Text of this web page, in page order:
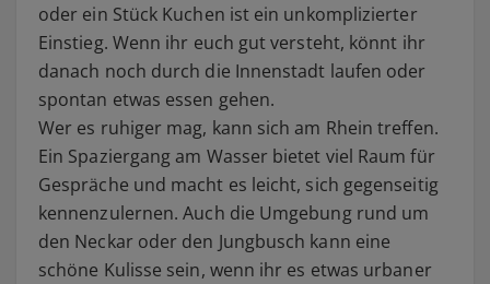
oder ein Stück Kuchen ist ein unkomplizierter
Einstieg. Wenn ihr euch gut versteht, könnt ihr
danach noch durch die Innenstadt laufen oder
spontan etwas essen gehen.
Wer es ruhiger mag, kann sich am Rhein treffen.
Ein Spaziergang am Wasser bietet viel Raum für
Gespräche und macht es leicht, sich gegenseitig
kennenzulernen. Auch die Umgebung rund um
den Neckar oder den Jungbusch kann eine
schöne Kulisse sein, wenn ihr es etwas urbaner